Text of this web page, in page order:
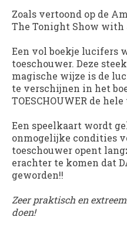
Zoals vertoond op de
The Tonight Show
Een vol boekje lucifers
toeschouwer. Deze
magische wijze is de
te verschijnen in het
TOESCHOUWER de
Een speelkaart wordt
onmogelijke condities
toeschouwer opent
erachter te komen dat
geworden!!
Zeer praktisch en
doen!